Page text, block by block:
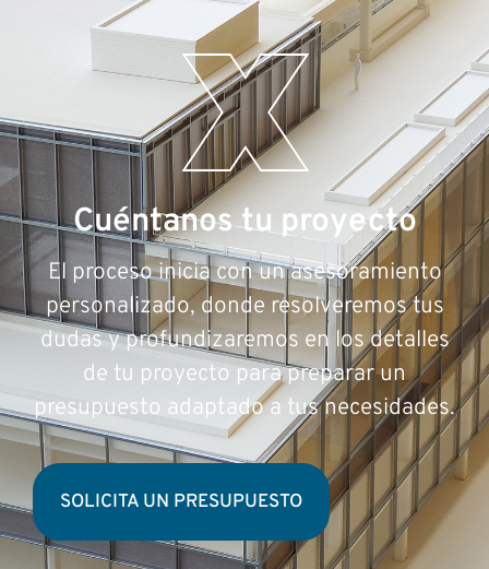
Cuéntanos tu proyecto
El proceso inicia con un asesoramiento
personalizado, donde resolveremos tus
dudas y profundizaremos en los detalles
de tu proyecto para preparar un
presupuesto adaptado a tus necesidades.
SOLICITA UN PRESUPUESTO